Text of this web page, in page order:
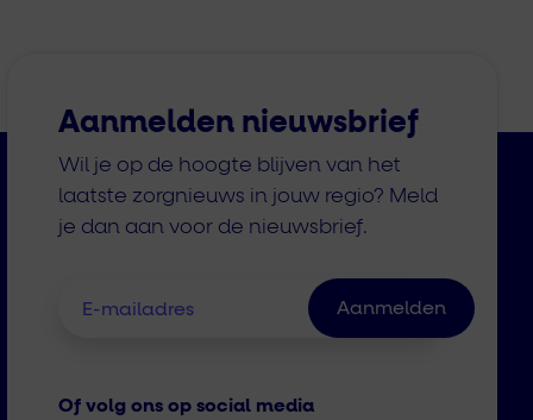
Aanmelden nieuwsbrief
Wil je op de hoogte blijven van het
laatste zorgnieuws in jouw regio? Meld
je dan aan voor de nieuwsbrief.
Of volg ons op social media